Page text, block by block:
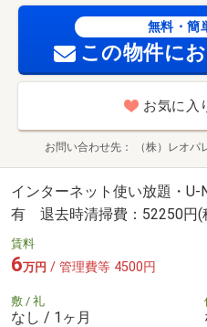
無料・簡
この物件に
お気に入
お問い合わせ先 （株）レオ
インターネット使い放題・
有 退去時清掃費：52250円(
賃料
6万円 / 管理費等 4500円
敷 / 礼
なし / 1ヶ月